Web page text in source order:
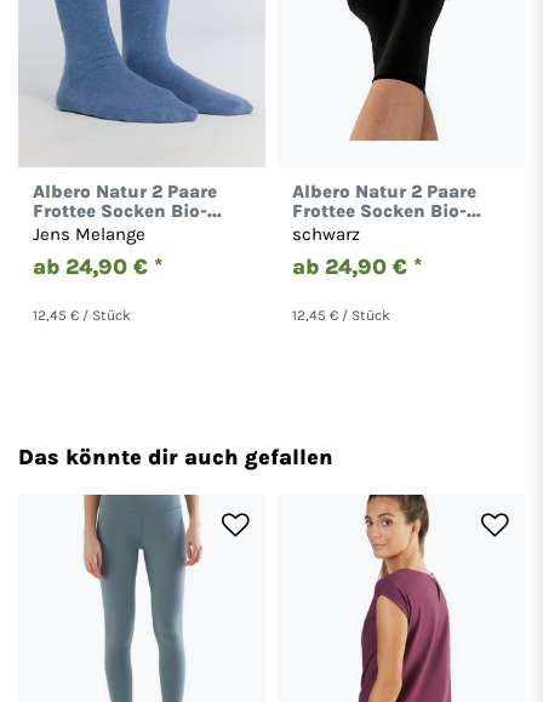
Albero Natur 2 Paare
Frottee Socken Bio-
Baumwolle Bettsocken
Jens Melange
ab 24,90 € *
12,45 € / Stück
Albero Natur 2 Paare
Frottee Socken Bio-
Baumwolle Bettsocken
schwarz
ab 24,90 € *
12,45 € / Stück
Das könnte dir auch gefallen